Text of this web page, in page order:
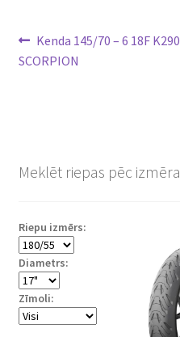
Ziņu
izvēlne
Previous
post:
Kenda 145/70 – 6 18F K290
SCORPION
Meklēt riepas pēc izmēra
Riepu izmērs:
Diametrs:
Zīmoli: